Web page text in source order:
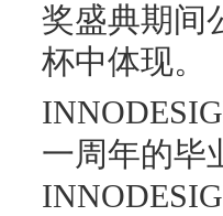
奖盛典期间
杯中体现。
一周年的毕